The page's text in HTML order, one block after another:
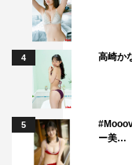
4 高崎か
5
ー美…